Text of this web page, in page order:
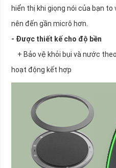
hiển thị khi giọng nói của bạn
nên đến gần micrô hơn.
- Được thiết kế cho độ bền
+ Bảo vệ khỏi bụi và nước
hoạt động kết hợp